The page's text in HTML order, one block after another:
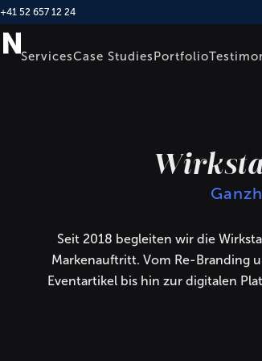
+41 52 657 12 24
ServicesCase StudiesPortfolio
Seit 2018 begleiten wir die
Markenauftritt. Vom Re-Branding
Eventartikel bis hin zur digitalen